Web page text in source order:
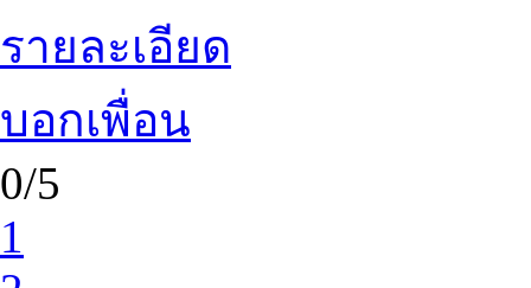
รายละเอียด
บอกเพื่อน
0/5
1